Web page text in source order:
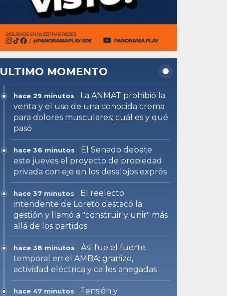
ULTIMO MOMENTO
hace 29 minutos
La ANMAT prohibió la
venta y el uso de una conocida crema
para dolores musculares: cuál es y qué
pasó
hace 36 minutos
El Senado debate
este jueves el proyecto de propiedad
privada con eje en los desalojos exprés
hace 37 minutos
El reelecto
intendente de Loreto destacó la
gestión y llamó a "construir y unir" más
allá de los partidos
hace 38 minutos
Así fue el fuerte
temporal en el AMBA: granizo,
actividad eléctrica y calles anegadas
hace 47 minutos
Tensión y